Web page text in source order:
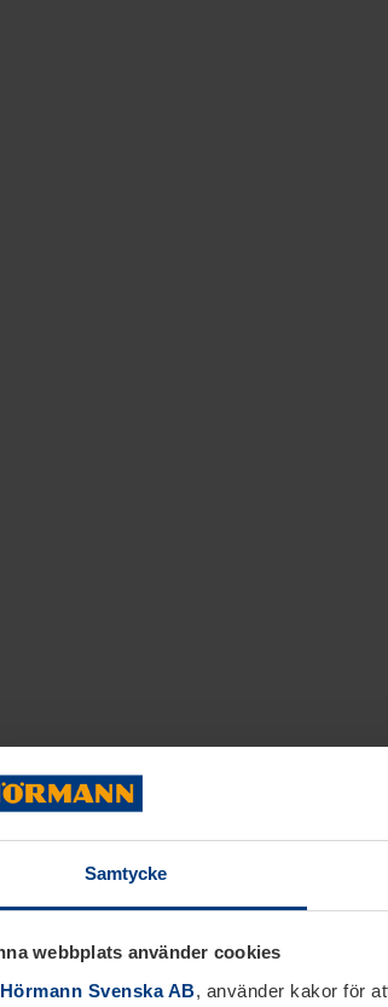
Samtycke
webbplats använder cookies
Hörmann Svenska AB, använder kakor för